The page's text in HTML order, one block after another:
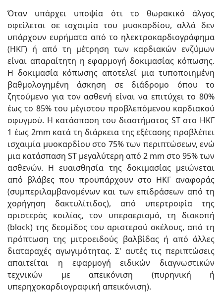
Όταν υπάρχει υποψία ότι το θωρακικό άλγος
οφείλεται σε ισχαιμία του μυοκαρδίου, αλλά δεν
υπάρχουν ευρήματα από το ηλεκτροκαρδιογράφημα
(ΗΚΓ) ή από τη μέτρηση των καρδιακών ενζύμων
είναι απαραίτητη η εφαρμογή δοκιμασίας κόπωσης.
Η δοκιμασία κόπωσης αποτελεί μια τυποποιημένη
βαθμολογημένη άσκηση σε διάδρομο όπου το
ζητούμενο για τον ασθενή είναι να επιτύχει το 80%
έως το 85% του μέγιστου προβλεπόμενου καρδιακού
σφυγμού. Η κατάσπαση του διαστήματος ST στο ΗΚΓ
1 έως 2mm κατά τη διάρκεια της εξέτασης προβλέπει
ισχαιμία μυοκαρδίου στο 75% των περιπτώσεων, ενώ
μια κατάσπαση ST μεγαλύτερη από 2 mm στο 95% των
ασθενών. Η ευαισθησία της δοκιμασίας μειώνεται
από βλάβες που προϋπάρχουν στο ΗΚΓ αναφοράς
(συμπεριλαμβανομένων και των επιδράσεων από τη
χορήγηση δακτυλίτιδος), από υπερτροφία της
αριστεράς κοιλίας, τον υπεραερισμό, τη διακοπή
(block) της δεσμίδος του αριστερού σκέλους, από τη
πρόπτωση της μιτροειδούς βαλβίδας ή από άλλες
διαταραχές αγωγιμότητας. Σ' αυτές τις περιπτώσεις
απαιτείται η εφαρμογή ειδικών διαγνωστικών
τεχνικών με απεικόνιση (πυρηνική ή
υπερηχοκαρδιογραφική απεικόνιση).